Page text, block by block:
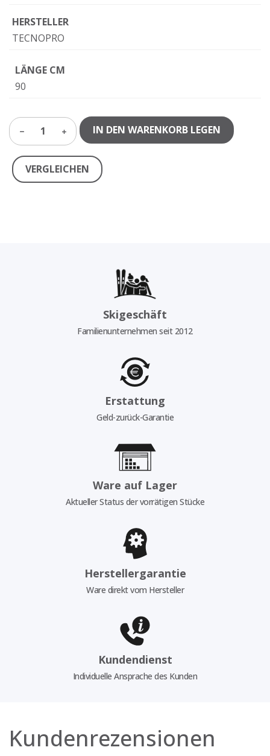
HERSTELLER
TECNOPRO
LÄNGE CM
90
1 IN DEN WARENKORB LEGEN
VERGLEICHEN
Skigeschäft
Familienunternehmen seit 2012
Erstattung
Geld-zurück-Garantie
Ware auf Lager
Aktueller Status der vorrätigen Stücke
Herstellergarantie
Ware direkt vom Hersteller
Kundendienst
Individuelle Ansprache des Kunden
Kundenrezensionen